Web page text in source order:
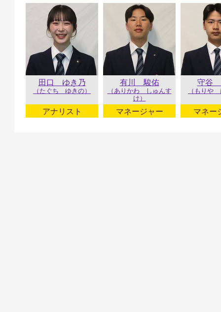
田口 ゆき乃
（たぐち ゆきの）
アナリスト
有川 駿佑
（ありかわ しゅんす
け）
マネージャー
守谷
（もりや
マネー